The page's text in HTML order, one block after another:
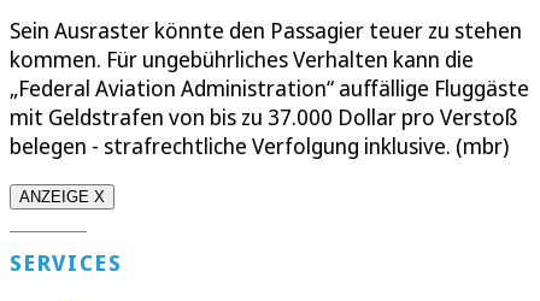
Sein Ausraster könnte den Passagier teuer zu stehen
kommen. Für ungebührliches Verhalten kann die
„Federal Aviation Administration“ auffällige Fluggäste
mit Geldstrafen von bis zu 37.000 Dollar pro Verstoß
belegen - strafrechtliche Verfolgung inklusive. (mbr)
ANZEIGE X
SERVICES